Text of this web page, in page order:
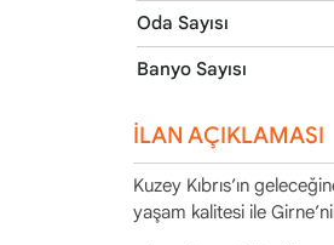
Oda Sayısı
Banyo Sayısı
İLAN AÇIKLAMASI
Kuzey Kıbrıs’ın
yaşam kalitesi ile